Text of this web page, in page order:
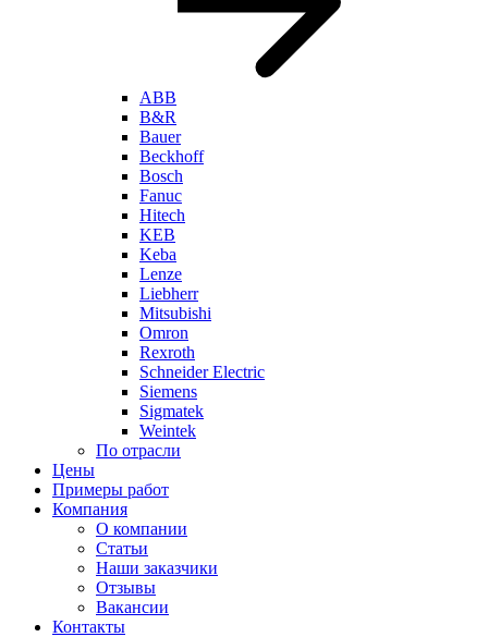
ABB
B&R
Bauer
Beckhoff
Bosch
Fanuc
Hitech
KEB
Keba
Lenze
Liebherr
Mitsubishi
Omron
Rexroth
Schneider Electric
Siemens
Sigmatek
Weintek
По отрасли
Цены
Примеры работ
Компания
О компании
Статьи
Наши заказчики
Отзывы
Вакансии
Контакты